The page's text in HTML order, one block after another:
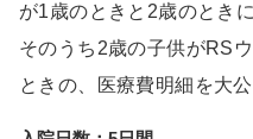
が1歳のときと2歳のとき
そのうち2歳の子供がRS
ときの、医療費明細を大公